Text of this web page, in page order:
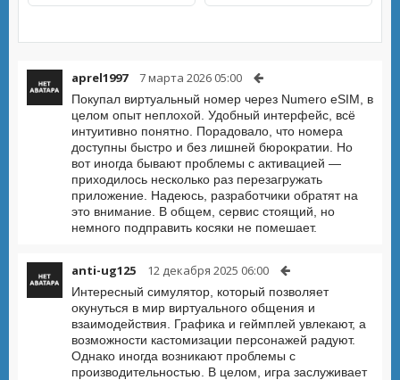
aprel1997 7 марта 2026 05:00
Покупал виртуальный номер через Numero eSIM, в
целом опыт неплохой. Удобный интерфейс, всё
интуитивно понятно. Порадовало, что номера
доступны быстро и без лишней бюрократии. Но
вот иногда бывают проблемы с активацией —
приходилось несколько раз перезагружать
приложение. Надеюсь, разработчики обратят на
это внимание. В общем, сервис стоящий, но
немного подправить косяки не помешает.
anti-ug125 12 декабря 2025 06:00
Интересный симулятор, который позволяет
окунуться в мир виртуального общения и
взаимодействия. Графика и геймплей увлекают, а
возможности кастомизации персонажей радуют.
Однако иногда возникают проблемы с
производительностью. В целом, игра заслуживает